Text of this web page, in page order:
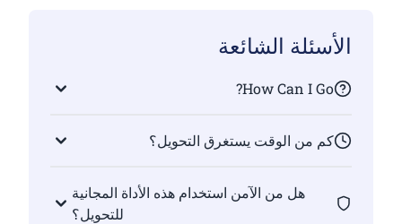
الأسئلة الشائعة
How Can I Go?
كم من الوقت يستغرق التحويل؟
هل من الآمن استخدام هذه الأداة المجانية
للتحويل؟